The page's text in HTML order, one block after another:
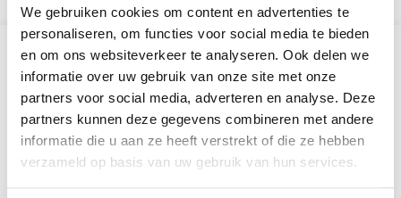
We gebruiken cookies om content en advertenties te
personaliseren, om functies voor social media te bieden
en om ons websiteverkeer te analyseren. Ook delen we
informatie over uw gebruik van onze site met onze
partners voor social media, adverteren en analyse. Deze
partners kunnen deze gegevens combineren met andere
informatie die u aan ze heeft verstrekt of die ze hebben
verzameld op basis van uw gebruik van hun services.
Informatie
Datum
do 10 nov.
Tijd
11:00 - 12:00
Locatie
Online